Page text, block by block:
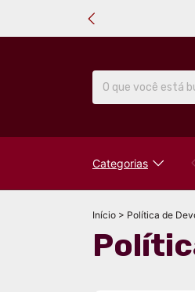
Categorias
Início > Política de